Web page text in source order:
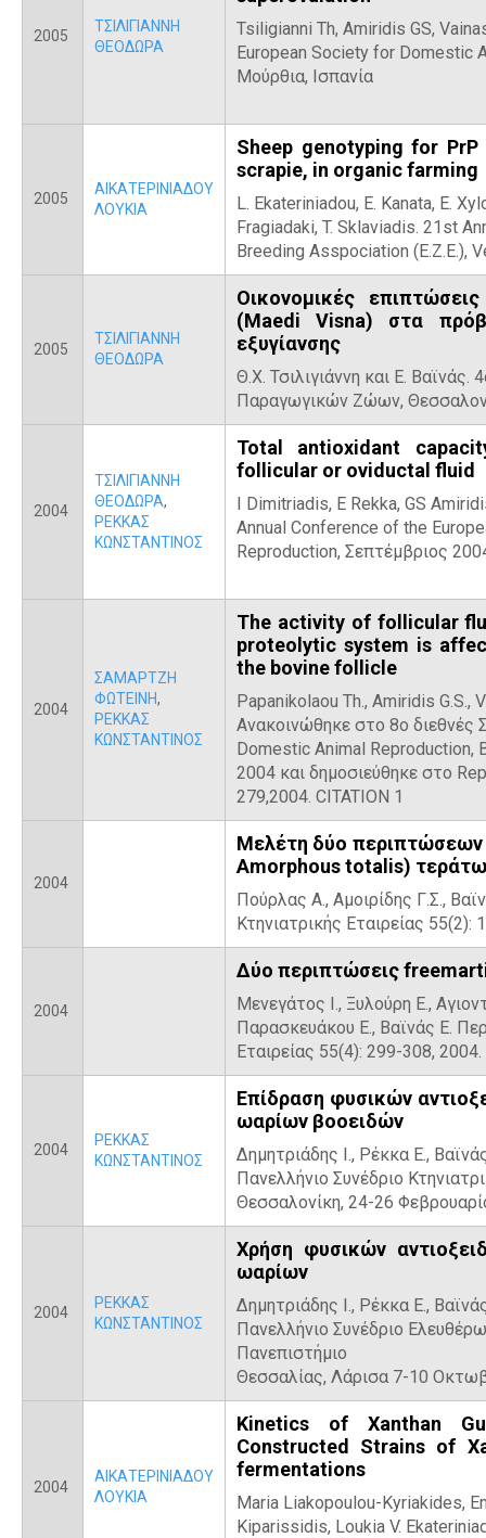
2005
ΤΣΙΛΙΓΙΑΝΝΗ
ΘΕΟΔΩΡΑ
Tsiligianni Th, Amiridis GS,
European Society for Domestic
Μούρθια, Ισπανία
2005
ΑΙΚΑΤΕΡΙΝΙΑΔΟΥ
ΛΟΥΚΙΑ
Sheep genotyping for
scrapie, in organic farming
L. Ekateriniadou, E. Kanata, E.
Fragiadaki, T. Sklaviadis. 21st
Breeding Asspociation (Ε.Ζ.Ε.),
2005
ΤΣΙΛΙΓΙΑΝΝΗ
ΘΕΟΔΩΡΑ
Οικονομικές
(Maedi Visna) στα
εξυγίανσης
Θ.Χ. Τσιλιγιάννη και Ε. Βαϊνάς.
Παραγωγικών Ζώων,
2004
ΤΣΙΛΙΓΙΑΝΝΗ
ΘΕΟΔΩΡΑ,
ΡΕΚΚΑΣ
ΚΩΝΣΤΑΝΤΙΝΟΣ
Total antioxidant
follicular or oviductal fluid
Ι Dimitriadis, E Rekka, GS
Annual Conference of the
Reproduction, Σεπτέμβριος
2004
ΣΑΜΑΡΤΖΗ
ΦΩΤΕΙΝΗ,
ΡΕΚΚΑΣ
ΚΩΝΣΤΑΝΤΙΝΟΣ
The activity of follicular
proteolytic system is
the bovine follicle
Papanikolaou Th., Amiridis G.S.,
Ανακοινώθηκε στο 8ο διεθνές
Domestic Animal Reproduction,
2004 και δημοσιεύθηκε στο
279,2004. CITATION 1
2004
Μελέτη δύο
Amorphous totalis)
Πούρλας Α., Αμοιρίδης Γ.Σ.,
Κτηνιατρικής Εταιρείας 55(2):
2004
Δύο περιπτώσεις
Μενεγάτος Ι., Ξυλούρη Ε.,
Παρασκευάκου Ε., Βαϊνάς Ε.
Εταιρείας 55(4): 299-308, 2004.
2004
ΡΕΚΚΑΣ
ΚΩΝΣΤΑΝΤΙΝΟΣ
Επίδραση φυσικών
ωαρίων βοοειδών
Δημητριάδης Ι., Ρέκκα Ε.,
Πανελλήνιο Συνέδριο
Θεσσαλονίκη, 24-26
2004
ΡΕΚΚΑΣ
ΚΩΝΣΤΑΝΤΙΝΟΣ
Χρήση φυσικών
ωαρίων
Δημητριάδης Ι., Ρέκκα Ε.,
Πανελλήνιο Συνέδριο
Πανεπιστήμιο
Θεσσαλίας, Λάρισα 7-10
2004
ΑΙΚΑΤΕΡΙΝΙΑΔΟΥ
ΛΟΥΚΙΑ
Kinetics of Xanthan
Constructed Strains of
fermentations
Maria Liakopoulou-Kyriakides,
Kiparissidis, Loukia V.